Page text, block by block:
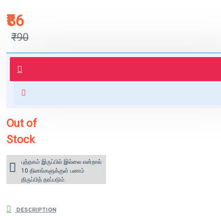
₹86
₹90
புத்தகம் 3 - 7 நாட்களில் அனுப்பி
வைக்கப்படும்.
for orders above ₹1000 within
Out of
Stock
புத்தகம் இருப்பில் இல்லை என்றால்
10 தினங்களுக்குள் பணம்
திருப்பித் தரப்படும்.
DESCRIPTION